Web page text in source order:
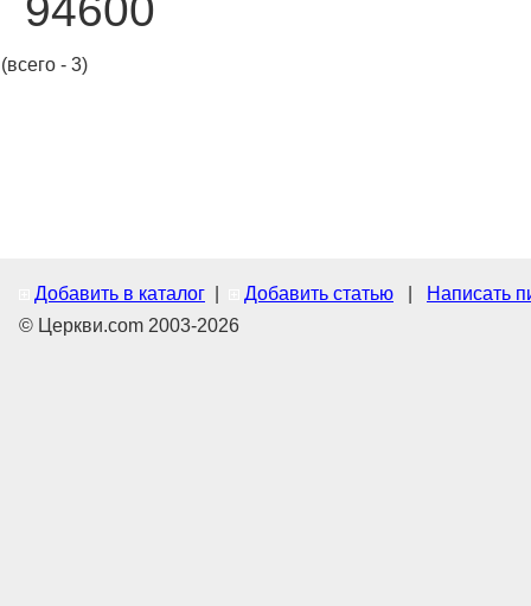
94600
(всего - 3)
Добавить в каталог Добавить статью
Написать
© Церкви.com 2003-2026